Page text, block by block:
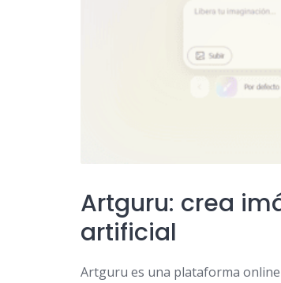
Artguru: crea
artificial
Artguru es una plataforma